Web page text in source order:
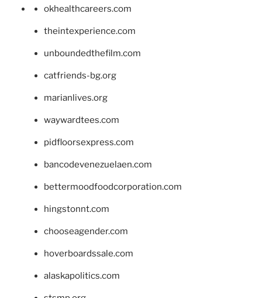
okhealthcareers.com
theintexperience.com
unboundedthefilm.com
catfriends-bg.org
marianlives.org
waywardtees.com
pidfloorsexpress.com
bancodevenezuelaen.com
bettermoodfoodcorporation.com
hingstonnt.com
chooseagender.com
hoverboardssale.com
alaskapolitics.com